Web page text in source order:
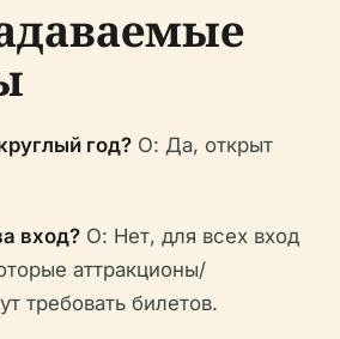
год? О: Да, открыт
вход? О: Нет, для всех вход
аттракционы/
требовать билетов.